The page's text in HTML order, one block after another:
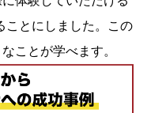
ことにしました。この
ことが学べます。